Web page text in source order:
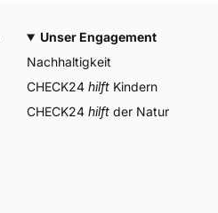
Unser Engagement
Nachhaltigkeit
CHECK24 hilft Kindern
CHECK24 hilft der Natur